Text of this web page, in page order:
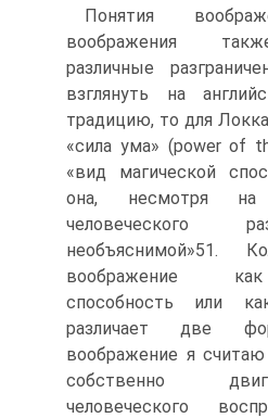
Понятия
воображения
различные
взглянуть на
традицию, то для
«сила ума» (power of
«вид магической
она, несмотря на
человеческого
необъяснимой»51.
воображение
способность или
различает две
воображение я
собственно
человеческого